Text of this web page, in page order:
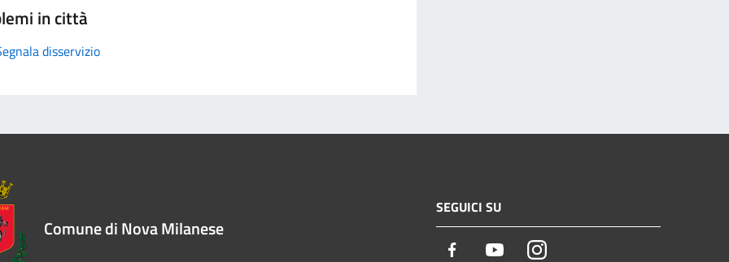
in città
disservizio
Comune di Nova Milanese
SEGUICI SU
Facebook YoutubeInstagram